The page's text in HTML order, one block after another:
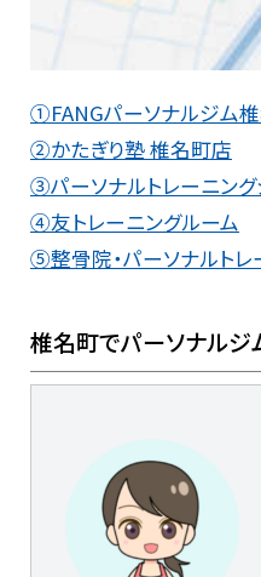
①FANGパーソナルジム
②かたぎり塾 椎名町店
③パーソナルトレーニン
④友トレーニングルーム
⑤整骨院・パーソナルトレ
椎名町でパーソナルジ